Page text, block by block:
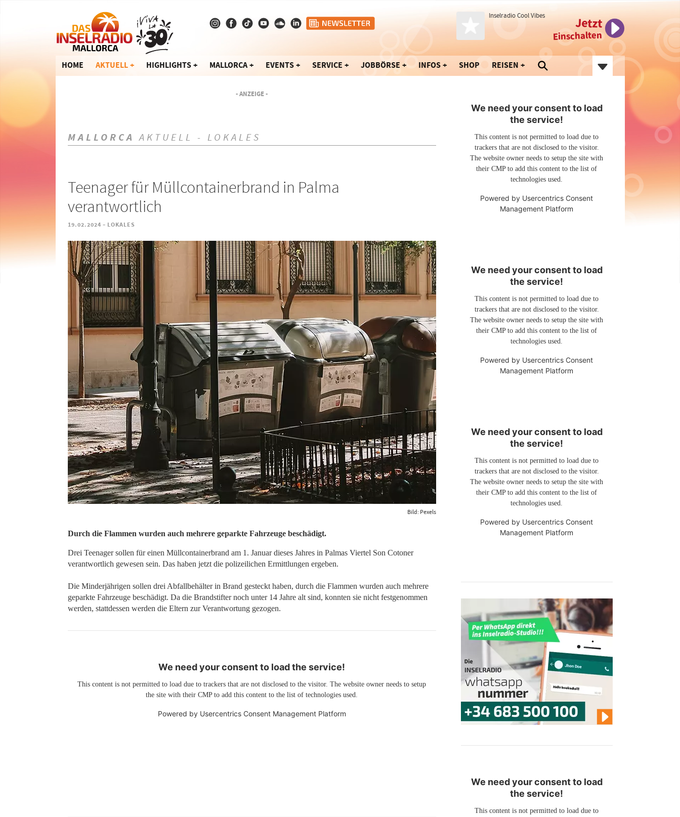
Inselradio Cool Vibes Jetzt
Einschalten
HOME AKTUELL HIGHLIGHTS MALLORCA EVENTS SERVICE JOBBÖRSE INFOS SHOP REISEN
- ANZEIGE -
MALLORCA AKTUELL - LOKALES
Teenager für Müllcontainerbrand in Palma
verantwortlich
19.02.2024 - LOKALES
Bild: Pexels
Durch die Flammen wurden auch mehrere geparkte Fahrzeuge beschädigt.
Drei Teenager sollen für einen Müllcontainerbrand am 1. Januar dieses Jahres in Palmas Viertel Son Cotoner
verantwortlich gewesen sein. Das haben jetzt die polizeilichen Ermittlungen ergeben.
Die Minderjährigen sollen drei Abfallbehälter in Brand gesteckt haben, durch die Flammen wurden auch mehrere
geparkte Fahrzeuge beschädigt. Da die Brandstifter noch unter 14 Jahre alt sind, konnten sie nicht festgenommen
werden, stattdessen werden die Eltern zur Verantwortung gezogen.
We need your consent to load the service!
This content is not permitted to load due to trackers that are not disclosed to the visitor. The website owner needs to setup
the site with their CMP to add this content to the list of technologies used.
Powered by Usercentrics Consent Management Platform
We need your consent to load
the service!
This content is not permitted to load due to
trackers that are not disclosed to the visitor.
The website owner needs to setup the site with
their CMP to add this content to the list of
technologies used.
Powered by Usercentrics Consent
Management Platform
We need your consent to load
the service!
This content is not permitted to load due to
trackers that are not disclosed to the visitor.
The website owner needs to setup the site with
their CMP to add this content to the list of
technologies used.
Powered by Usercentrics Consent
Management Platform
We need your consent to load
the service!
This content is not permitted to load due to
trackers that are not disclosed to the visitor.
The website owner needs to setup the site with
their CMP to add this content to the list of
technologies used.
Powered by Usercentrics Consent
Management Platform
We need your consent to load
the service!
This content is not permitted to load due to